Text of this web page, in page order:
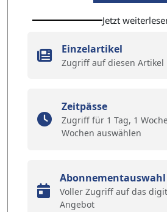
Jetzt
Einzelartikel
Zugriff auf diesen Artikel
Zeitpässe
Zugriff für 1 Tag, 1
Wochen auswählen
Abonnementauswahl
Voller Zugriff auf das
Angebot